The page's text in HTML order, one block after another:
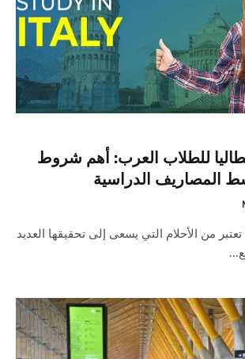
للطلاب العرب: أهم شروط
المصاريف الدراسية
من الأحلام التي يسعى إلى تحقيقها العديد